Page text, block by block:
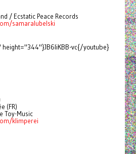
/ Ecstatic Peace Records
samaralubelski
vc{/youtube}
(FR)
Toy-Music
klimperei